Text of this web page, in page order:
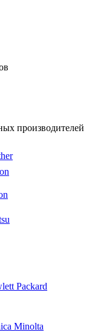
производителей
Packard
Minolta